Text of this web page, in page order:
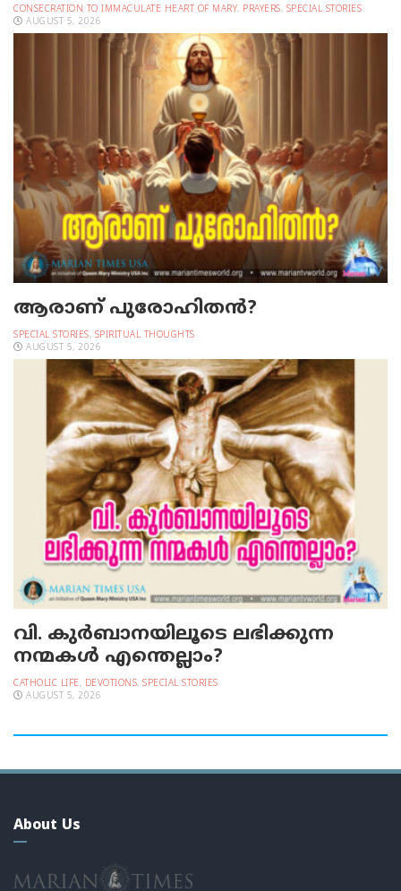
CONSECRATION TO IMMACULATE HEART OF MARY, PRAYERS, SPECIAL STORIES
AUGUST 5, 2026
ആരാണ് പുരോഹിതൻ?
SPECIAL STORIES, SPIRITUAL THOUGHTS
AUGUST 5, 2026
വി. കുര്‍ബാനയിലൂടെ ലഭിക്കുന്ന
നന്മകള്‍ എന്തെല്ലാം?
CATHOLIC LIFE, DEVOTIONS, SPECIAL STORIES
AUGUST 5, 2026
About Us